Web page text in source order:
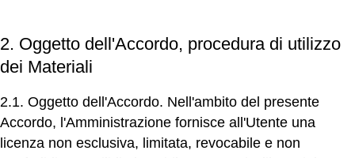
2. Oggetto dell'Accordo, procedura di utilizzo
dei Materiali
2.1. Oggetto dell'Accordo. Nell'ambito del presente
Accordo, l'Amministrazione fornisce all'Utente una
licenza non esclusiva, limitata, revocabile e non